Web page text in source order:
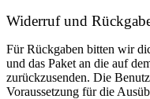
Widerruf und
Für Rückgaben bitten wir
und das Paket an die auf
zurückzusenden. Die
Voraussetzung für die